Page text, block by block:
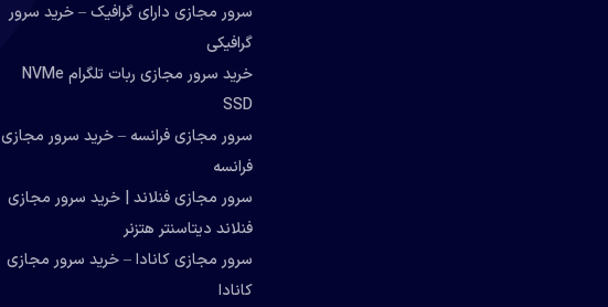
سرور مجازی دارای گرافیک – خرید سرور
گرافیکی
خرید سرور مجازی ربات تلگرام NVMe
SSD
سرور مجازی فرانسه – خرید سرور مجازی
فرانسه
سرور مجازی فنلاند | خرید سرور مجازی
فنلاند دیتاسنتر هتزنر
سرور مجازی کانادا – خرید سرور مجازی
کانادا